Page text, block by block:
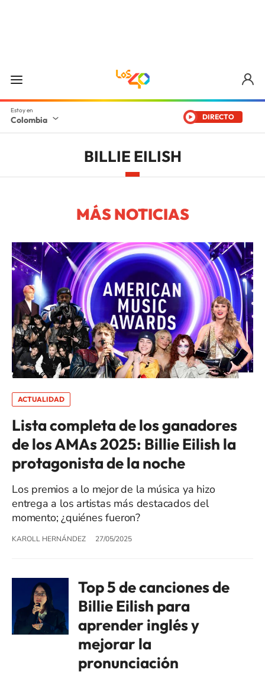
Colombia DIRECTO
BILLIE EILISH
MÁS NOTICIAS
ACTUALIDAD
Lista completa de los ganadores
de los AMAs 2025: Billie Eilish la
protagonista de la noche
Los premios a lo mejor de la música ya hizo
entrega a los artistas más destacados del
momento; ¿quiénes fueron?
KAROLL HERNÁNDEZ 27/05/2025
Top 5 de canciones de
Billie Eilish para
aprender inglés y
mejorar la
pronunciación